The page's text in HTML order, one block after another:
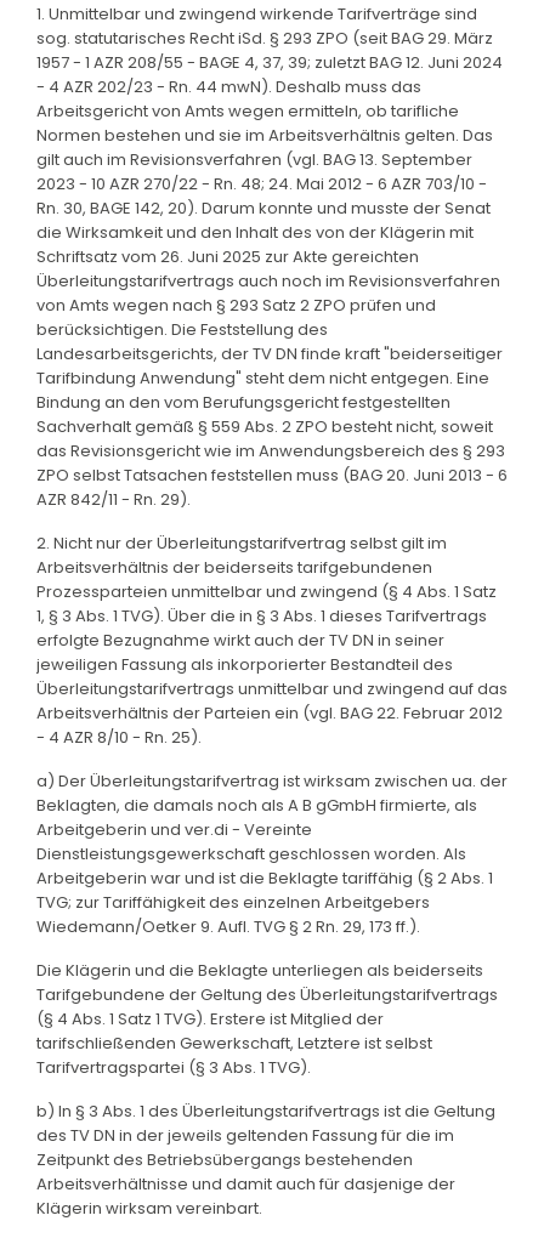
1. Unmittelbar und zwingend wirkende Tarifverträge sind
sog. statutarisches Recht iSd. § 293 ZPO (seit BAG 29. März
1957 - 1 AZR 208/55 - BAGE 4, 37, 39; zuletzt BAG 12. Juni 2024
- 4 AZR 202/23 - Rn. 44 mwN). Deshalb muss das
Arbeitsgericht von Amts wegen ermitteln, ob tarifliche
Normen bestehen und sie im Arbeitsverhältnis gelten. Das
gilt auch im Revisionsverfahren (vgl. BAG 13. September
2023 - 10 AZR 270/22 - Rn. 48; 24. Mai 2012 - 6 AZR 703/10 -
Rn. 30, BAGE 142, 20). Darum konnte und musste der Senat
die Wirksamkeit und den Inhalt des von der Klägerin mit
Schriftsatz vom 26. Juni 2025 zur Akte gereichten
Überleitungstarifvertrags auch noch im Revisionsverfahren
von Amts wegen nach § 293 Satz 2 ZPO prüfen und
berücksichtigen. Die Feststellung des
Landesarbeitsgerichts, der TV DN finde kraft "beiderseitiger
Tarifbindung Anwendung" steht dem nicht entgegen. Eine
Bindung an den vom Berufungsgericht festgestellten
Sachverhalt gemäß § 559 Abs. 2 ZPO besteht nicht, soweit
das Revisionsgericht wie im Anwendungsbereich des § 293
ZPO selbst Tatsachen feststellen muss (BAG 20. Juni 2013 - 6
AZR 842/11 - Rn. 29).
2. Nicht nur der Überleitungstarifvertrag selbst gilt im
Arbeitsverhältnis der beiderseits tarifgebundenen
Prozessparteien unmittelbar und zwingend (§ 4 Abs. 1 Satz
1, § 3 Abs. 1 TVG). Über die in § 3 Abs. 1 dieses Tarifvertrags
erfolgte Bezugnahme wirkt auch der TV DN in seiner
jeweiligen Fassung als inkorporierter Bestandteil des
Überleitungstarifvertrags unmittelbar und zwingend auf das
Arbeitsverhältnis der Parteien ein (vgl. BAG 22. Februar 2012
- 4 AZR 8/10 - Rn. 25).
a) Der Überleitungstarifvertrag ist wirksam zwischen ua. der
Beklagten, die damals noch als A B gGmbH firmierte, als
Arbeitgeberin und ver.di - Vereinte
Dienstleistungsgewerkschaft geschlossen worden. Als
Arbeitgeberin war und ist die Beklagte tariffähig (§ 2 Abs. 1
TVG; zur Tariffähigkeit des einzelnen Arbeitgebers
Wiedemann/Oetker 9. Aufl. TVG § 2 Rn. 29, 173 ff.).
Die Klägerin und die Beklagte unterliegen als beiderseits
Tarifgebundene der Geltung des Überleitungstarifvertrags
(§ 4 Abs. 1 Satz 1 TVG). Erstere ist Mitglied der
tarifschließenden Gewerkschaft, Letztere ist selbst
Tarifvertragspartei (§ 3 Abs. 1 TVG).
b) In § 3 Abs. 1 des Überleitungstarifvertrags ist die Geltung
des TV DN in der jeweils geltenden Fassung für die im
Zeitpunkt des Betriebsübergangs bestehenden
Arbeitsverhältnisse und damit auch für dasjenige der
Klägerin wirksam vereinbart.